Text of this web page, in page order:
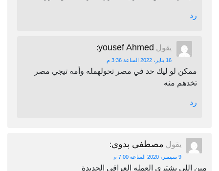
رد
يقول yousef Ahmed
:
16 يناير، 2022 الساعة 3:36 م
ممكن لو ليك حد في مصر تحولهمله وأمه تيجي مصر
تخدهم منه
رد
يقول مصطفى بدوى:
9 سبتمبر، 2020 الساعة 7:00 م
مين اللى يشترى العمله العراقى الجديدة